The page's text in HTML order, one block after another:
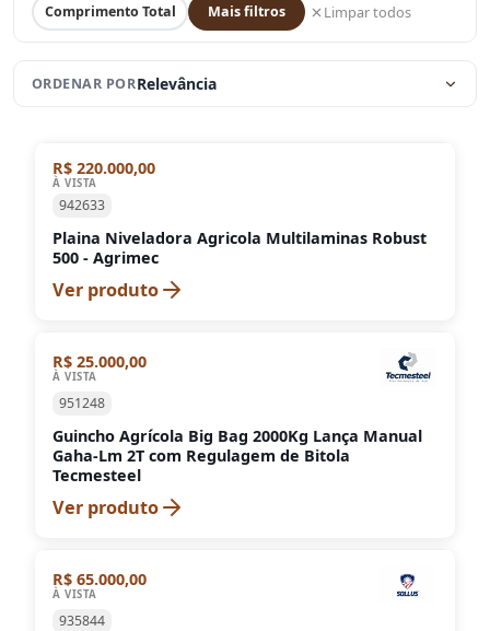
Comprimento Total
Mais filtros Limpar todos
ORDENAR PORRelevância
R$ 220.000,00
À VISTA
942633
Plaina Niveladora Agricola Multilaminas Robust
500 - Agrimec
Ver produto
R$ 25.000,00
À VISTA
951248
Guincho Agrícola Big Bag 2000Kg Lança Manual
Gaha-Lm 2T com Regulagem de Bitola
Tecmesteel
Ver produto
R$ 65.000,00
À VISTA
935844